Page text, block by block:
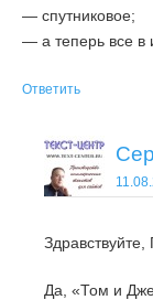
— спутниковое;
— а теперь все в
Ответить
Здравствуйте,
Да, «Том и